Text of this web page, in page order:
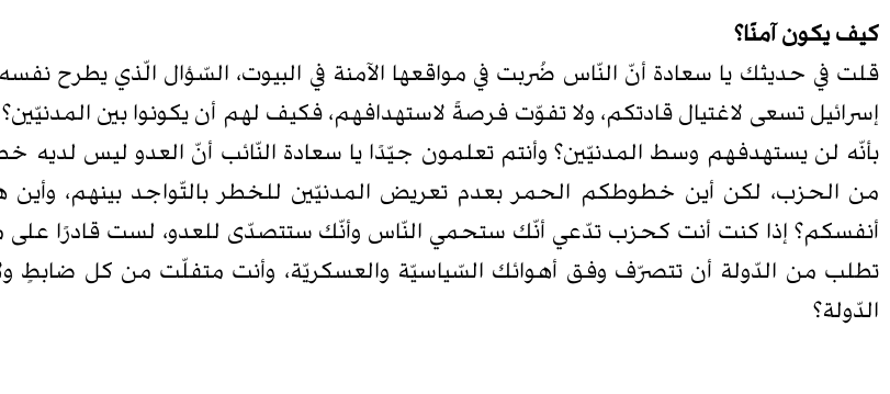
كيف يكون آمنًا؟
قلت في حديثك يا سعادة أنّ النّاس ضُربت في مواقعها الآمنة في البيوت، السّؤال الّذي يطرح
إسرائيل تسعى لاغتيال قادتكم، ولا تفوّت فرصةً لاستهدافهم، فكيف لهم أن يكونوا بين
بأنّه لن يستهدفهم وسط المدنيّين؟ وأنتم تعلمون جيّدًا يا سعادة النّائب أنّ العدو ليس
من الحزب، لكن أين خطوطكم الحمر بعدم تعريض المدنيّين للخطر بالتّواجد بينهم، وأين
أنفسكم؟ إذا كنت أنت كحزب تدّعي أنّك ستحمي النّاس وأنّك ستتصدّى للعدو، لست قادرًا على
تطلب من الدّولة أن تتصرّف وفق أهوائك السّياسيّة والعسكريّة، وأنت متفلّت من كل ضابطٍ
الدّولة؟